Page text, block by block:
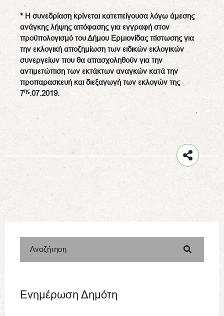
* Η συνεδρίαση κρίνεται κατεπείγουσα λόγω άμεσης
ανάγκης λήψης απόφασης για εγγραφή στον
προϋπολογισμό του Δήμου Ερμιονίδας πίστωσης για
την εκλογική αποζημίωση των ειδικών εκλογικών
συνεργείων που θα απασχοληθούν για την
αντιμετώπιση των εκτάκτων αναγκών κατά την
προπαρασκευή και διεξαγωγή των εκλογών της
7ης.07.2019.
Αναζήτηση
Ενημέρωση Δημότη